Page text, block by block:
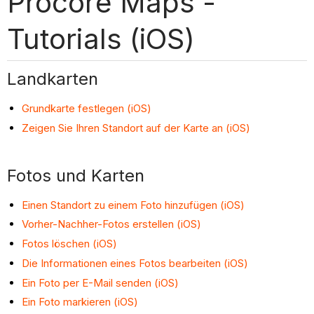
Tutorials (iOS)
Landkarten
Grundkarte festlegen (iOS)
Zeigen Sie Ihren Standort auf der Karte an (iOS)
Fotos und Karten
Einen Standort zu einem Foto hinzufügen (iOS)
Vorher-Nachher-Fotos erstellen (iOS)
Fotos löschen (iOS)
Die Informationen eines Fotos bearbeiten (iOS)
Ein Foto per E-Mail senden (iOS)
Ein Foto markieren (iOS)